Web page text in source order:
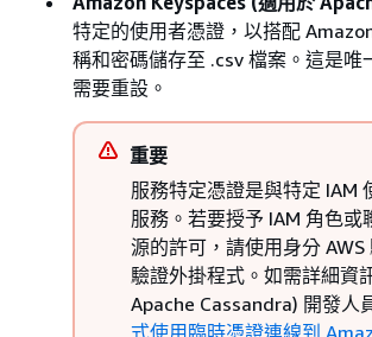
特定的使用者憑證，以搭配
稱和密碼儲存至 .csv 檔案。這是
需要重設。
重要
服務特定憑證是與特定 IAM
服務。若要授予 IAM 角色或
源的許可，請使用身分
驗證外掛程式。如需詳細資
Apache Cassandra) 開發人
式使用臨時憑證連線到